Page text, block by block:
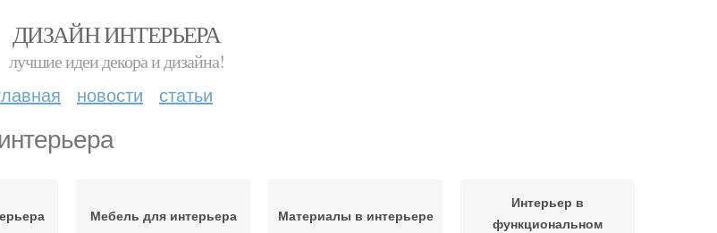
ДИЗАЙН ИНТЕРЬЕРА
лучшие идеи декора и дизайна!
новости статьи
Мебель для интерьера Материалы в интерьере
Интерьер в
функциональном